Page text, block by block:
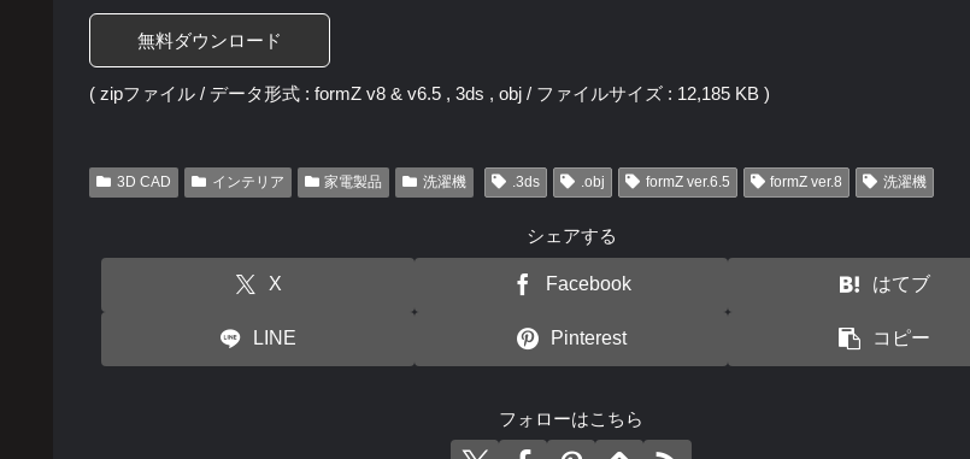
無料ダウンロード
( zipファイル / データ形式 : formZ v8 & v6.5 , 3ds , obj / ファイルサイズ : 12,185 KB )
3D CAD インテリア 家電製品 洗濯機 .3ds .obj formZ ver.6.5 formZ ver.8 洗濯機
シェアする
X Facebook はてブ
LINE Pinterest コピー
フォローはこちら